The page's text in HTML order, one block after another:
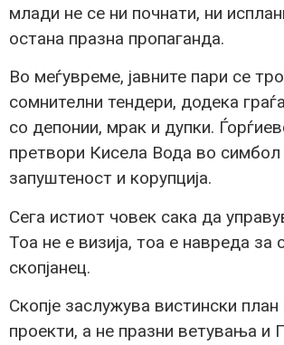
млади не се ни почнати, ни
остана празна пропаганда.
Во меѓувреме, јавните пари се
сомнителни тендери, додека
со депонии, мрак и дупки.
претвори Кисела Вода во симбол
запуштеност и корупција.
Сега истиот човек сака да
Тоа не е визија, тоа е навреда за
скопјанец.
Скопје заслужува вистински план
проекти, а не празни ветувања и